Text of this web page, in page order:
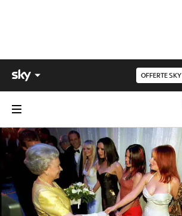
OFFERTE SKY